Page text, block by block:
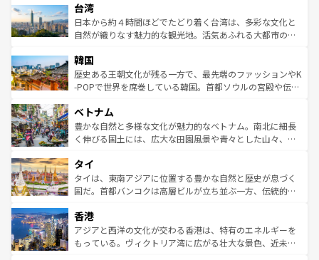
ならではの贅沢な旅のスタイルだ。 なお、新着のアメリカ
情報はコンテンツ一覧を参照してほしい。
れるおもてなしの心で訪れる人々を迎えてくれるハワイの
人々、おいしいローカルフードやハワイアンミュージッ
ク、伝統的なフラダンスなど、すべてがハワイの魅力を彩
ワイを、存分に味わってほしい。 なお、新着のハワイ情報
はコンテンツ一覧を参照してほしい。
リアリーフや大陸中央部にそびえるウルル（エアーズロッ
ク）、タスマニアの美しい原生林やケアンズの熱帯雨林な
ど、見どころがたくさん。また、カフェやワイン、オージ
いる。アクティビティも充実しており、サーフィンやダイ
ビング、ハイキングなど、アウトドア好きにはたまらな
い。オーストラリアの多彩な魅力を存分に味わいつくそ
参照してほしい。
台湾
日本から約４時間ほどでたどり着く台湾は、多彩な文化と
自然が織りなす魅力的な観光地。活気あふれる大都市の台
ン）、静ひつな山岳地帯である台湾東部など、都市の喧騒
と山間の静けさが共存しており、訪れる人に新しい発見と
驚きをもたらしてくれる。また、奥深い台湾の食文化も魅
容にもいいと評判のスイーツなど、バラエティ豊かな料理
が味わえる。 なお、新着の台湾情報は コンテンツ一覧を参
照してほしい。
韓国
歴史ある王朝文化が残る一方で、最先端のファッションやK
-POPで世界を席巻している韓国。首都ソウルの宮殿や伝統
き、地方に足を延ばせば四季折々の自然美を楽しむことが
できる。そして、キムチや焼肉、絶品のストリートフード
まで、さまざまな韓国料理が待っている。夜には、韓国な
リティに包まれながら、韓国の多彩な魅力を心ゆくまで味
わってみてほしい。 なお、新着の韓国情報はコンテンツ一
覧を参照してほしい。
ベトナム
豊かな自然と多様な文化が魅力的なベトナム。南北に細長
く伸びる国土には、広大な田園風景や青々とした山々、世
急速な発展と共に伝統が息づく。ハノイの古い町並みやホ
ーチミン市のフランス統治時代の建物も、独特の雰囲気を
醸し出している。また、バラエティの豊かさとおいしさで
とつ。フォーやバインミー、ベトナムコーヒーなどは、ぜ
ひ現地で味わいたい。どの地域を訪れてもあたたかい人々
が旅行者を迎えてくれるので、きっと忘れられない旅にな
タイ
タイは、東南アジアに位置する豊かな自然と歴史が息づく
国だ。首都バンコクは高層ビルが立ち並ぶ一方、伝統的な
の活気が交差している。北部ではチェンマイなどの山岳地
帯で自然と触れ合い、南部ではプーケットやクラビの美し
いビーチでリゾート気分を楽しむことができる。タイ料理
香港
アジアと西洋の文化が交わる香港は、特有のエネルギーを
もっている。ヴィクトリア湾に広がる壮大な景色、近未来